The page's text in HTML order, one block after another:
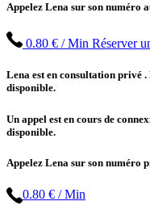
Appelez Lena sur son numéro
0.80 € / Min Réserver
Lena est en consultation privé .
disponible.
Un appel est en cours de
disponible.
Appelez Lena sur son numéro
0.80 € / Min